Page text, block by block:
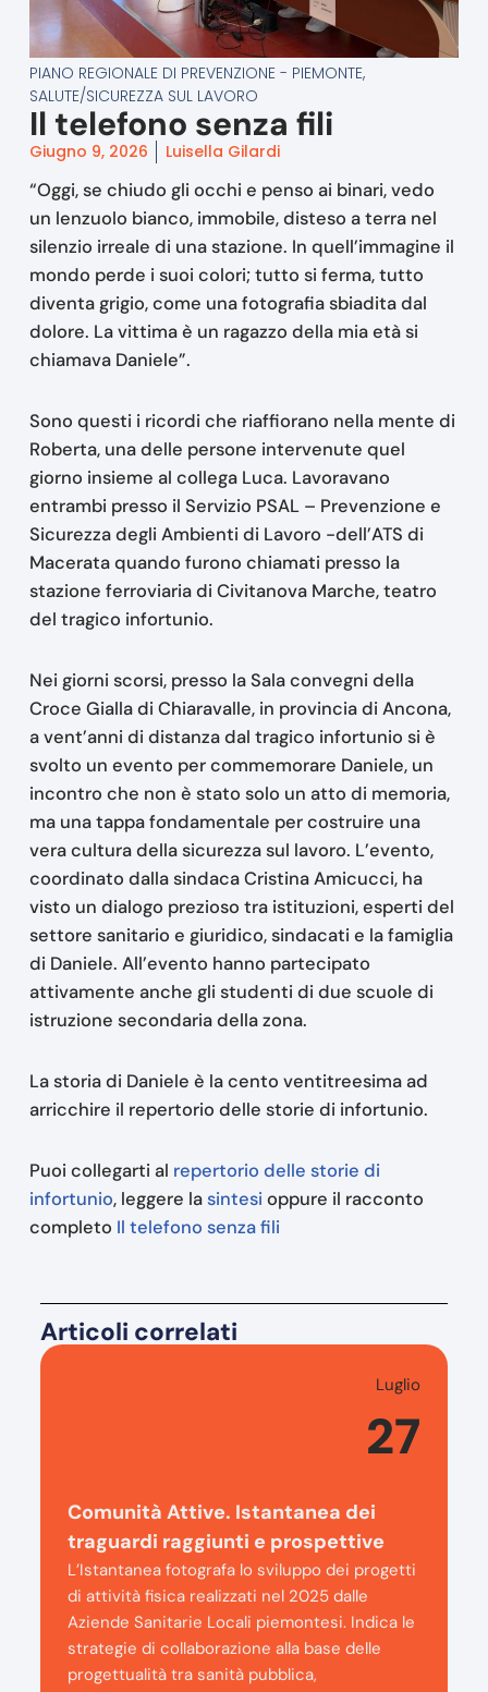
PIANO REGIONALE DI PREVENZIONE - PIEMONTE,
SALUTE/SICUREZZA SUL LAVORO
Il telefono senza fili
Giugno 9, 2026 Luisella Gilardi
“Oggi, se chiudo gli occhi e penso ai binari, vedo
un lenzuolo bianco, immobile, disteso a terra nel
silenzio irreale di una stazione. In quell’immagine il
mondo perde i suoi colori; tutto si ferma, tutto
diventa grigio, come una fotografia sbiadita dal
dolore. La vittima è un ragazzo della mia età si
chiamava Daniele”.
Sono questi i ricordi che riaffiorano nella mente di
Roberta, una delle persone intervenute quel
giorno insieme al collega Luca. Lavoravano
entrambi presso il Servizio PSAL – Prevenzione e
Sicurezza degli Ambienti di Lavoro -dell’ATS di
Macerata quando furono chiamati presso la
stazione ferroviaria di Civitanova Marche, teatro
del tragico infortunio.
Nei giorni scorsi, presso la Sala convegni della
Croce Gialla di Chiaravalle, in provincia di Ancona,
a vent’anni di distanza dal tragico infortunio si è
svolto un evento per commemorare Daniele, un
incontro che non è stato solo un atto di memoria,
ma una tappa fondamentale per costruire una
vera cultura della sicurezza sul lavoro. L’evento,
coordinato dalla sindaca Cristina Amicucci, ha
visto un dialogo prezioso tra istituzioni, esperti del
settore sanitario e giuridico, sindacati e la famiglia
di Daniele. All’evento hanno partecipato
attivamente anche gli studenti di due scuole di
istruzione secondaria della zona.
La storia di Daniele è la cento ventitreesima ad
arricchire il repertorio delle storie di infortunio.
Puoi collegarti al repertorio delle storie di
infortunio, leggere lasintesi oppure il racconto
completo Il telefono senza fili
Articoli correlati
Luglio
27
Comunità Attive. Istantanea dei
traguardi raggiunti e prospettive
L’Istantanea fotografa lo sviluppo dei progetti
di attività fisica realizzati nel 2025 dalle
Aziende Sanitarie Locali piemontesi. Indica le
strategie di collaborazione alla base delle
progettualità tra sanità pubblica,